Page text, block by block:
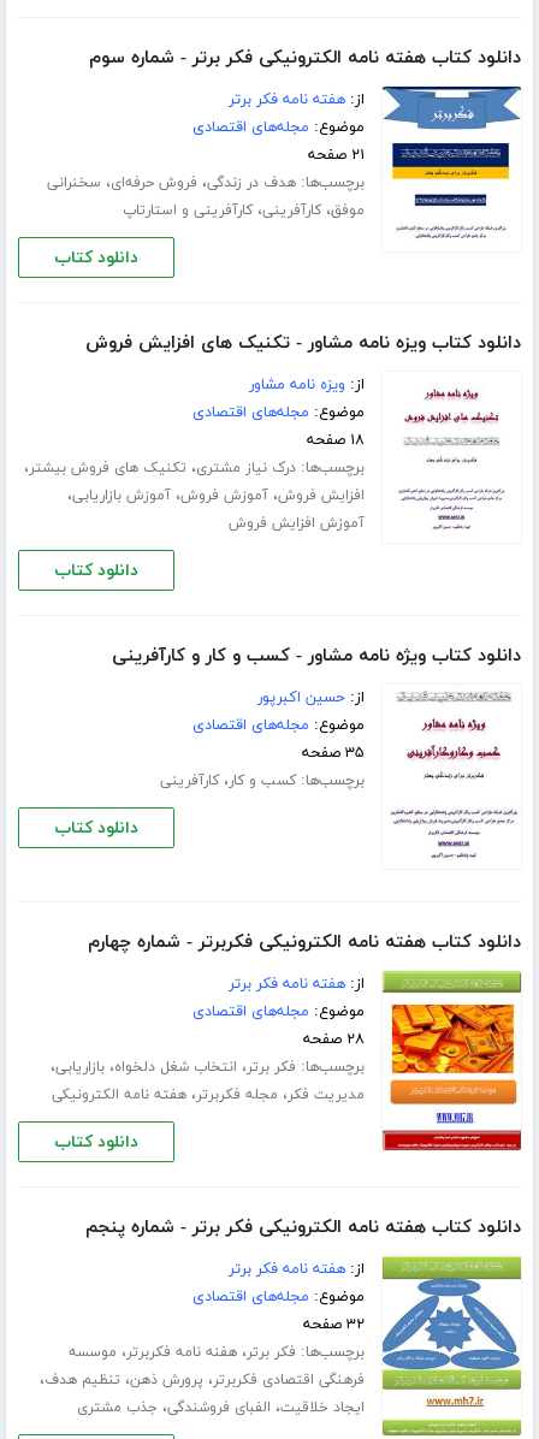
دانلود کتاب هفته نامه الکترونیکی فکر برتر - شماره سوم
از:هفته نامه فکر برتر
موضوع: مجله‌های اقتصادی
۲۱ صفحه
برچسب‌ها:هدف در زندگی، فروش حرفه‌ای، سخنرانی
موفق،کارآفرینی،کارآفرینی و استارتاپ
دانلود کتاب
دانلود کتاب ویزه نامه مشاور - تکنیک های افزایش فروش
از: ویزه نامه مشاور
موضوع: مجله‌های اقتصادی
۱۸ صفحه
برچسب‌ها:درک نیاز مشتری، تکنیک های فروش بیشتر،
افزایش فروش،آموزش فروش،آموزش بازاریابی،
آموزش افزایش فروش
دانلود کتاب
دانلود کتاب ویژه نامه مشاور - کسب و کار و کارآفرینی
از:حسین اکبرپور
موضوع: مجله‌های اقتصادی
۳۵ صفحه
برچسب‌ها:کسب و کار،کارآفرینی
دانلود کتاب
دانلود کتاب هفته نامه الکترونیکی فکربرتر - شماره چهارم
از:هفته نامه فکر برتر
موضوع: مجله‌های اقتصادی
۲۸ صفحه
برچسب‌ها: فکر برتر، انتخاب شغل دلخواه،بازاریابی،
مدیریت فکر، مجله فکربرتر،هفته نامه الکترونیکی
دانلود کتاب
دانلود کتاب هفته نامه الکترونیکی فکر برتر - شماره پنجم
از:هفته نامه فکر برتر
موضوع: مجله‌های اقتصادی
۳۲ صفحه
برچسب‌ها: فکر برتر،هفنه نامه فکربرتر، موسسه
فرهنگی اقتصادی فکربرتر، پرورش ذهن، تنظیم هدف،
ایجاد خلاقیت، الفبای فروشندگی، جذب مشتری